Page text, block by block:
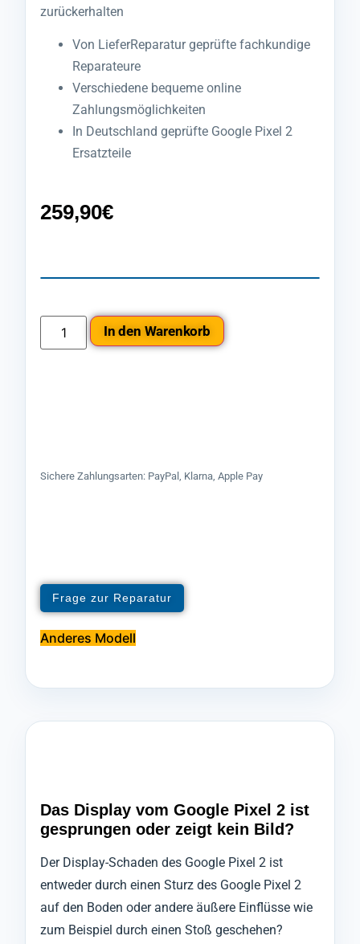
zurückerhalten
Von LieferReparatur geprüfte fachkundige
Reparateure
Verschiedene bequeme online
Zahlungsmöglichkeiten
In Deutschland geprüfte Google Pixel 2
Ersatzteile
259,90€
In den Warenkorb
Sichere Zahlungsarten: PayPal, Klarna, Apple Pay
Frage zur Reparatur
Anderes Modell
Das Display vom Google Pixel 2 ist
gesprungen oder zeigt kein Bild?
Der Display-Schaden des Google Pixel 2 ist
entweder durch einen Sturz des Google Pixel 2
auf den Boden oder andere äußere Einflüsse wie
zum Beispiel durch einen Stoß geschehen?